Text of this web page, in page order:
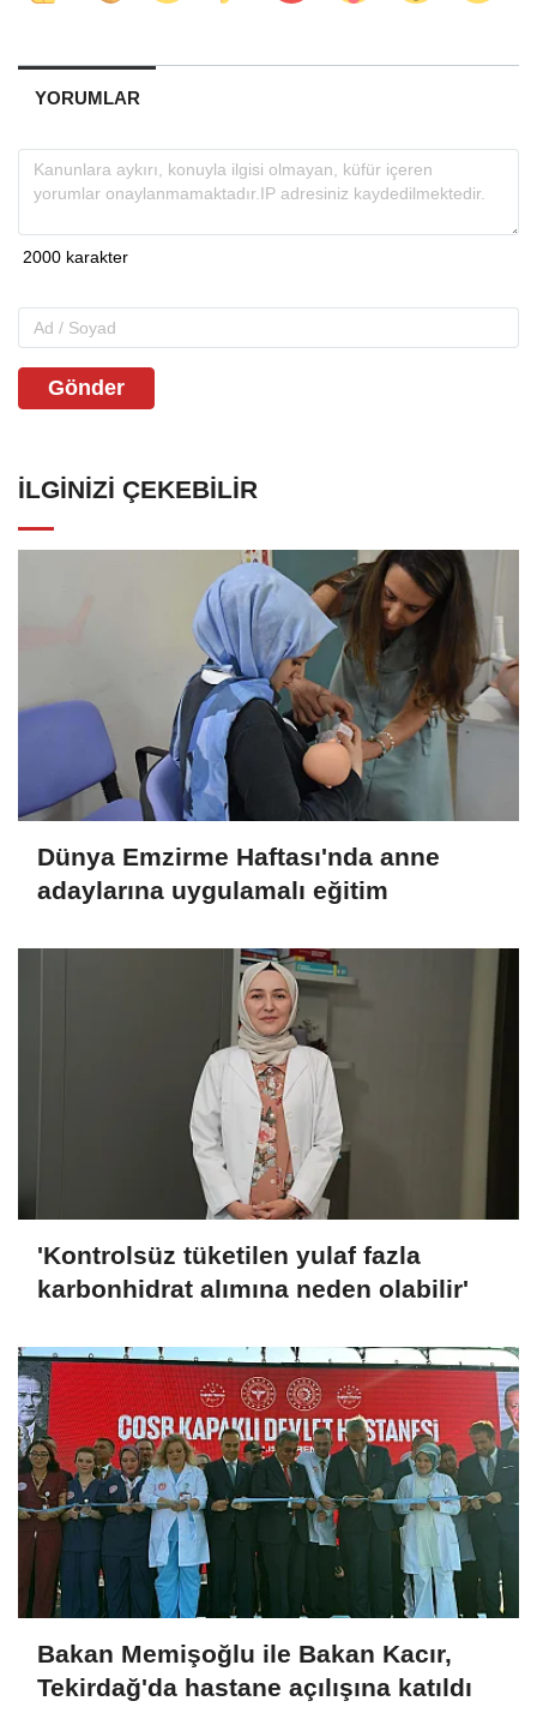
YORUMLAR
Gönder
İLGINIZI ÇEKEBILIR
Dünya Emzirme Haftası'nda anne
adaylarına uygulamalı eğitim
'Kontrolsüz tüketilen yulaf fazla
karbonhidrat alımına neden olabilir'
Bakan Memişoğlu ile Bakan Kacır,
Tekirdağ'da hastane açılışına katıldı